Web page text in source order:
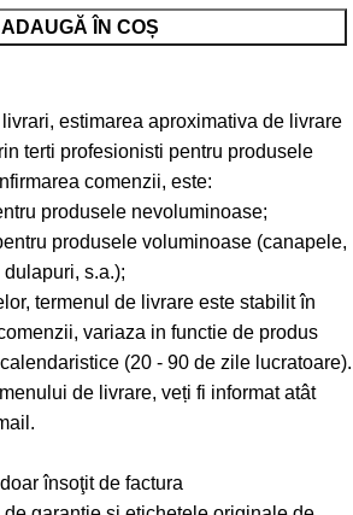
ADAUGĂ ÎN COȘ
estimarea aproximativa de livrare
terti profesionisti pentru produsele
comenzii, este:
produsele nevoluminoase;
produsele voluminoase (canapele,
s.a.);
termenul de livrare este stabilit în
variaza in functie de produs
(20 - 90 de zile lucratoare).
de livrare, veți fi informat atât
însoţit de factura